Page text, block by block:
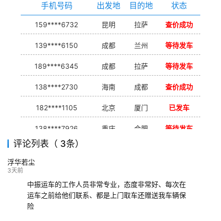
手机号码
出发地 目的地 状态
159****6732 昆明 拉萨 查价成功
139****6150 成都 兰州 等待发车
189****6345 成都 拉萨 等待发车
138****2730 海南 成都 查价成功
182****1105 北京 厦门 已发车
138****7926 重庆 合肥 等待发车
139****9233
评论列表（ 3条）
浮华若尘
3天前
中振运车的工作人员非常专业，态度非常好、每次在
运车之前给他们联系、都是上门取车还赠送我车辆保
险